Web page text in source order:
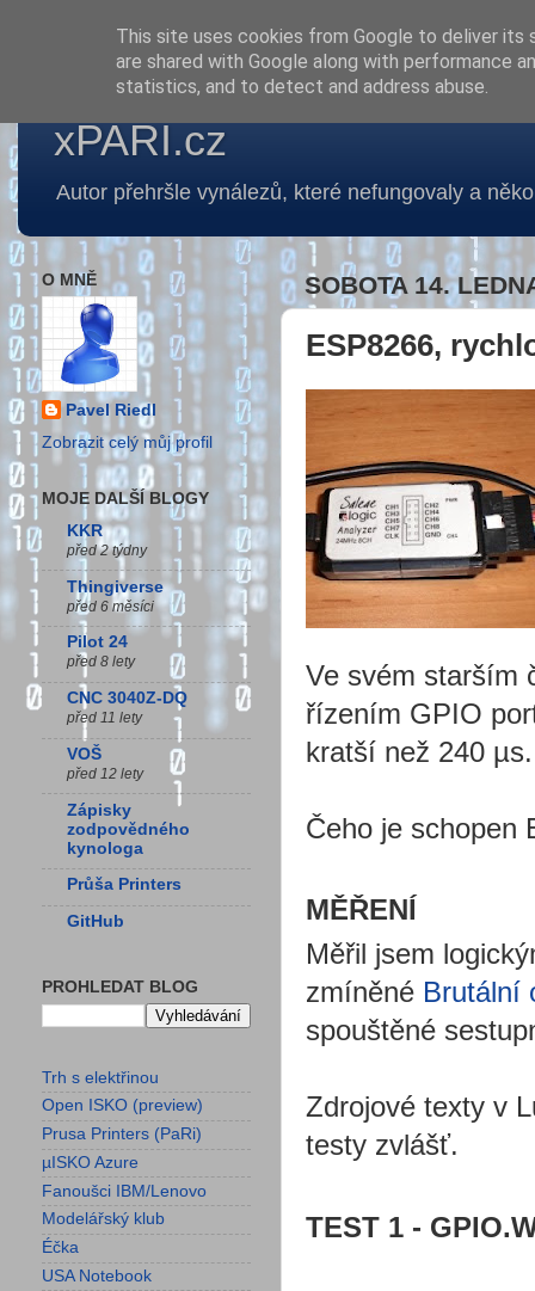
xPARI.cz
Autor přehršle vynálezů, které nefungovaly a
SOBOTA 14.
ESP8266,
Ve svém starším
řízením GPIO
kratší než 240 µs.
Čeho je schopen
MĚŘENÍ
Měřil jsem
zmíněné Brutální
spouštěné
Zdrojové texty v
testy zvlášť.
TEST 1 -
O MNĚ
Pavel Riedl
Zobrazit celý můj profil
MOJE DALŠÍ BLOGY
KKR
před 2 týdny
Thingiverse
před 6 měsíci
Pilot 24
před 8 lety
CNC 3040Z-DQ
před 11 lety
VOŠ
před 12 lety
Zápisky
zodpovědného
kynologa
Průša Printers
GitHub
PROHLEDAT BLOG
Trh s elektřinou
Open ISKO (preview)
Prusa Printers (PaRi)
µISKO Azure
Fanoušci IBM/Lenovo
Modelářský klub
Éčka
USA Notebook
This site uses cookies from Google to deliver its
are shared with Google along with performance
statistics, and to detect and address abuse.